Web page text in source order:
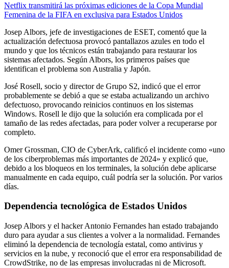
Netflix transmitirá las próximas ediciones de la Copa Mundial
Femenina de la FIFA en exclusiva para Estados Unidos
Josep Albors, jefe de investigaciones de ESET, comentó que la
actualización defectuosa provocó pantallazos azules en todo el
mundo y que los técnicos están trabajando para restaurar los
sistemas afectados. Según Albors, los primeros países que
identifican el problema son Australia y Japón.
José Rosell, socio y director de Grupo S2, indicó que el error
probablemente se debió a que se estaba actualizando un archivo
defectuoso, provocando reinicios continuos en los sistemas
Windows. Rosell le dijo que la solución era complicada por el
tamaño de las redes afectadas, para poder volver a recuperarse por
completo.
Omer Grossman, CIO de CyberArk, calificó el incidente como «uno
de los ciberproblemas más importantes de 2024» y explicó que,
debido a los bloqueos en los terminales, la solución debe aplicarse
manualmente en cada equipo, cuál podría ser la solución. Por varios
días.
Dependencia tecnológica de Estados Unidos
Josep Albors y el hacker Antonio Fernandes han estado trabajando
duro para ayudar a sus clientes a volver a la normalidad. Fernandes
eliminó la dependencia de tecnología estatal, como antivirus y
servicios en la nube, y reconoció que el error era responsabilidad de
CrowdStrike, no de las empresas involucradas ni de Microsoft.